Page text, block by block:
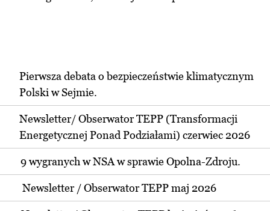
Pierwsza debata o bezpieczeństwie klimatycznym
Polski w Sejmie.
Newsletter/ Obserwator TEPP (Transformacji
Energetycznej Ponad Podziałami) czerwiec 2026
9 wygranych w NSA w sprawie Opolna-Zdroju.
Newsletter / Obserwator TEPP maj 2026